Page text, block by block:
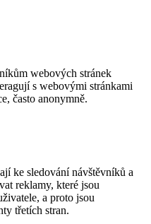
webových stránek
s webovými stránkami
často anonymně.
ke sledování návštěvníků a
reklamy, které jsou
a proto jsou
třetích stran.